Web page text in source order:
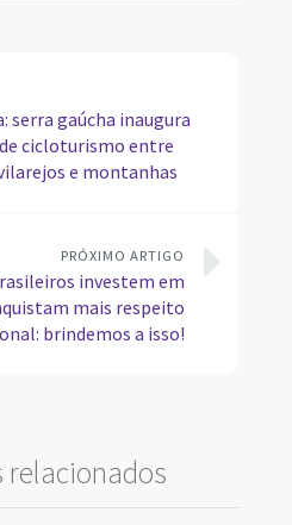
serra gaúcha inaugura
cicloturismo entre
e montanhas
PRÓXIMO ARTIGO
investem em
mais respeito
brindemos a isso!
relacionados